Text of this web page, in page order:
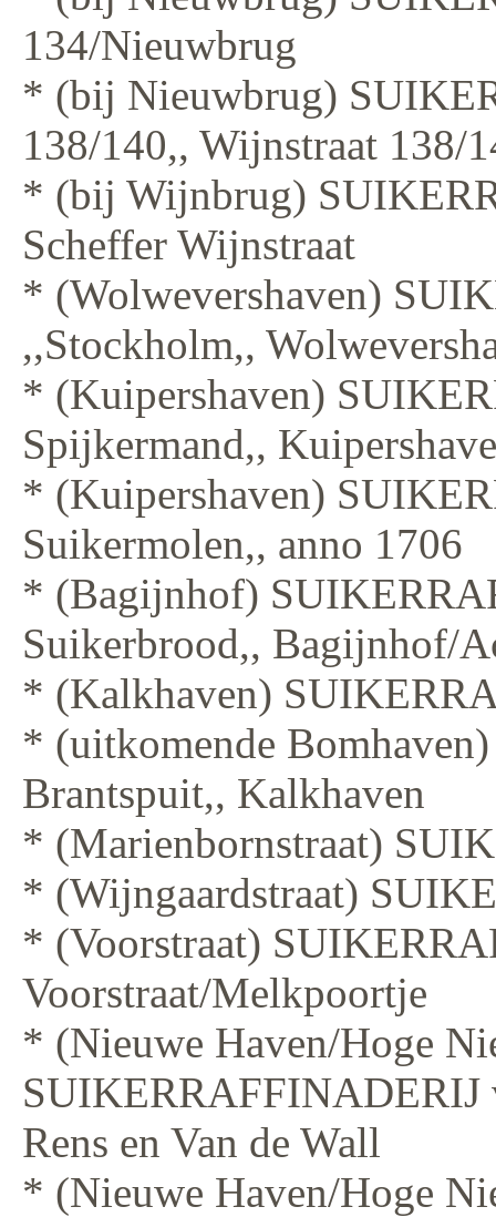
134/Nieuwbrug
* (bij Nieuwbrug)
138/140,, Wijnstraat 138/
* (bij Wijnbrug)
Scheffer Wijnstraat
* (Wolwevershaven)
,,Stockholm,,
* (Kuipershaven)
Spijkermand,,
* (Kuipershaven)
Suikermolen,, anno 1706
* (Bagijnhof)
Suikerbrood,, Bagijnhof/
* (Kalkhaven)
* (uitkomende
Brantspuit,, Kalkhaven
* (Marienbornstraat)
* (Wijngaardstraat)
* (Voorstraat)
Voorstraat/Melkpoortje
* (Nieuwe Haven/Hoge
SUIKERRAFFINADERIJ
Rens en Van de Wall
* (Nieuwe Haven/Hoge